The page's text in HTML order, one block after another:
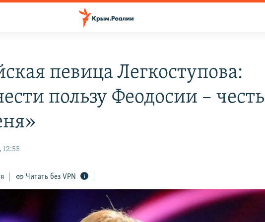
певица Легкоступова:
пользу Феодосии – честь
12:55
Читать без VPN